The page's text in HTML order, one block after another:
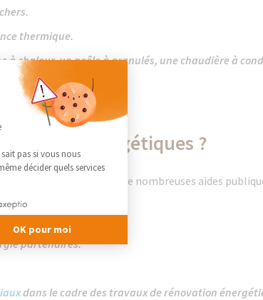
thermique.
à chaleur, un poêle à granulés, une chaudière à
ou double flux.
travaux énergétiques ?
important, mais de nombreuses aides
du foyer.
partenaires.
dans le cadre des travaux de rénovation
: Personnalisez vos
pas si vous nous
décider quels services
OK pour moi